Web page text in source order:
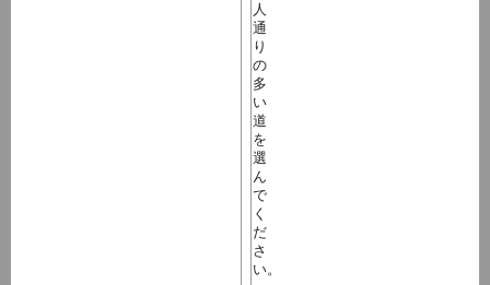
人
通
り
の
多
い
道
を
選
ん
で
く
だ
さ
い。